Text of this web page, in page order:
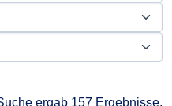
ergab 157 Ergebnisse.